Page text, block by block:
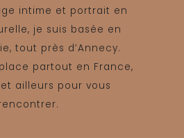
intime et portrait en
je suis basée en
tout près d’Annecy.
partout en France,
ailleurs pour vous